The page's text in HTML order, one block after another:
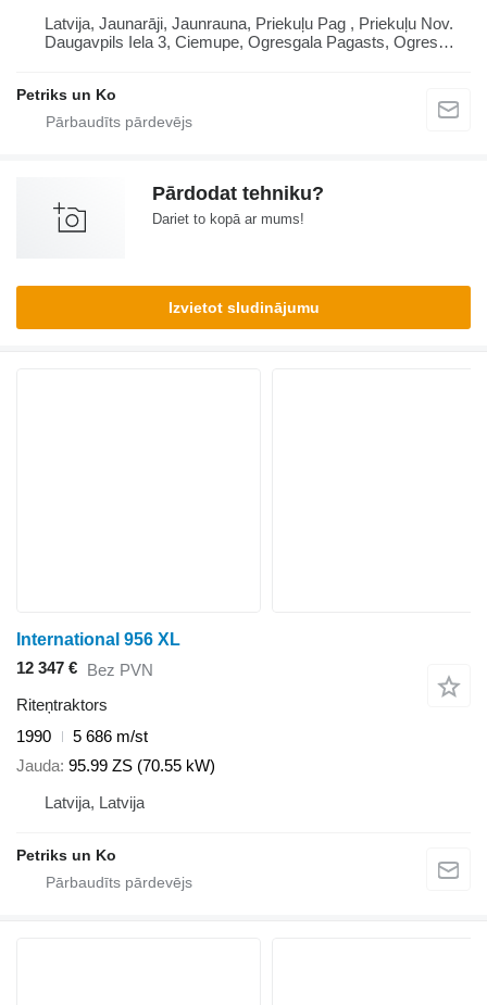
Latvija, Jaunarāji, Jaunrauna, Priekuļu Pag , Priekuļu Nov.
Daugavpils Iela 3, Ciemupe, Ogresgala Pagasts, Ogres
Petriks un Ko
Pārdodat tehniku?
Dariet to kopā ar mums!
Izvietot sludinājumu
International 956 XL
12 347 € Bez PVN
Riteņtraktors
1990
5 686 m/st
Jauda 95.99 ZS (70.55 kW)
Latvija, Latvija
Petriks un Ko